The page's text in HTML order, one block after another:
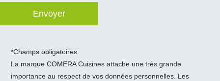
*Champs obligatoires.
La marque COMERA Cuisines attache une très grande
importance au respect de vos données personnelles. Les